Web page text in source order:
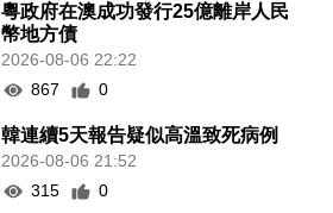
粵政府在澳成功發行25億離岸人民
幣地方債
2026-08-06 22:22
867
0
韓連續5天報告疑似高溫致死病例
2026-08-06 21:52
315
0